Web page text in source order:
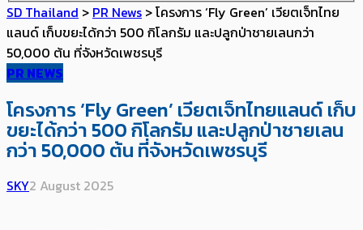
SD Thailand > PR News >โครงการ ‘Fly Green’ เวียตเจ็ทไทย
แลนด์ เก็บขยะได้กว่า 500 กิโลกรัม และปลูกป่าชายเลนกว่า
50,000 ต้น ที่จังหวัดเพชรบุรี
PR NEWS
โครงการ ‘Fly Green’ เวียตเจ็ทไทยแลนด์ เก็บ
ขยะได้กว่า 500 กิโลกรัม และปลูกป่าชายเลน
กว่า 50,000 ต้น ที่จังหวัดเพชรบุรี
SKY2 August 2025